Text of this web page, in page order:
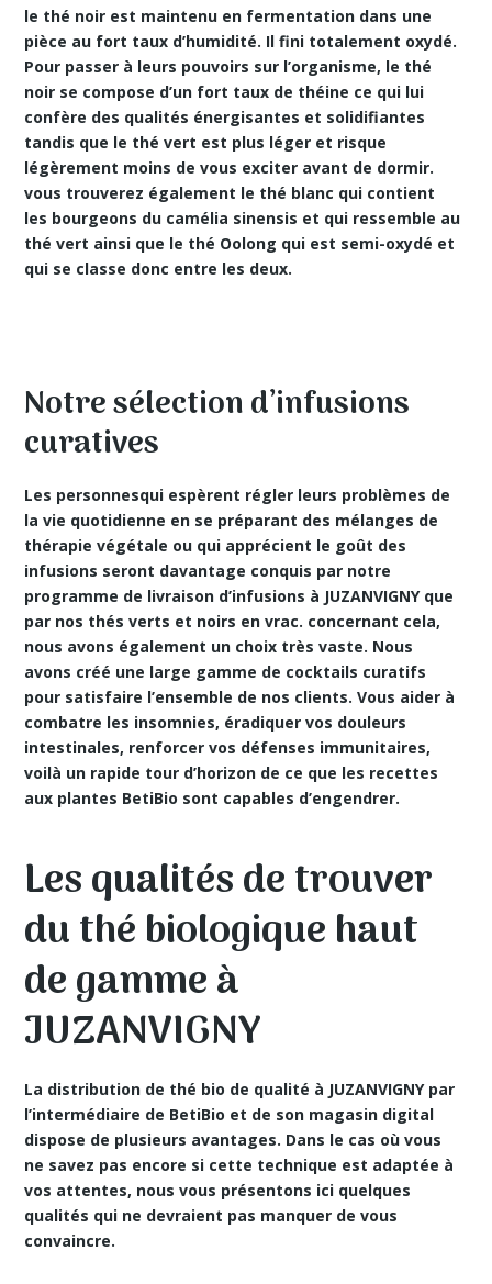
le thé noir est maintenu en fermentation dans une
pièce au fort taux d’humidité. Il fini totalement oxydé.
Pour passer à leurs pouvoirs sur l’organisme, le thé
noir se compose d’un fort taux de théine ce qui lui
confère des qualités énergisantes et solidifiantes
tandis que le thé vert est plus léger et risque
légèrement moins de vous exciter avant de dormir.
vous trouverez également le thé blanc qui contient
les bourgeons du camélia sinensis et qui ressemble au
thé vert ainsi que le thé Oolong qui est semi-oxydé et
qui se classe donc entre les deux.
Notre sélection d’infusions
curatives
Les personnesqui espèrent régler leurs problèmes de
la vie quotidienne en se préparant des mélanges de
thérapie végétale ou qui apprécient le goût des
infusions seront davantage conquis par notre
programme de livraison d’infusions à JUZANVIGNY que
par nos thés verts et noirs en vrac. concernant cela,
nous avons également un choix très vaste. Nous
avons créé une large gamme de cocktails curatifs
pour satisfaire l’ensemble de nos clients. Vous aider à
combatre les insomnies, éradiquer vos douleurs
intestinales, renforcer vos défenses immunitaires,
voilà un rapide tour d’horizon de ce que les recettes
aux plantes BetiBio sont capables d’engendrer.
Les qualités de trouver
du thé biologique haut
de gamme à
JUZANVIGNY
La distribution de thé bio de qualité à JUZANVIGNY par
l’intermédiaire de BetiBio et de son magasin digital
dispose de plusieurs avantages. Dans le cas où vous
ne savez pas encore si cette technique est adaptée à
vos attentes, nous vous présentons ici quelques
qualités qui ne devraient pas manquer de vous
convaincre.